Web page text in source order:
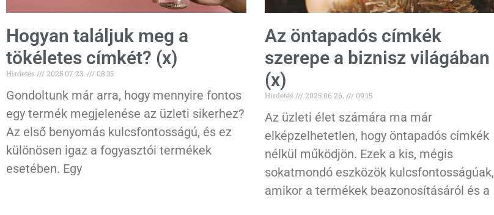
Hogyan találjuk meg a
tökéletes címkét? (x)
Hirdetés 2025.07.23. 08:35
Gondoltunk már arra, hogy mennyire fontos
egy termék megjelenése az üzleti sikerhez?
Az első benyomás kulcsfontosságú, és ez
különösen igaz a fogyasztói termékek
esetében. Egy
Az öntapadós címkék
szerepe a biznisz világában
(x)
Hirdetés 2025.06.26. 09:15
Az üzleti élet számára ma már
elképzelhetetlen, hogy öntapadós címkék
nélkül működjön. Ezek a kis, mégis
sokatmondó eszközök kulcsfontosságúak,
amikor a termékek beazonosításáról és a